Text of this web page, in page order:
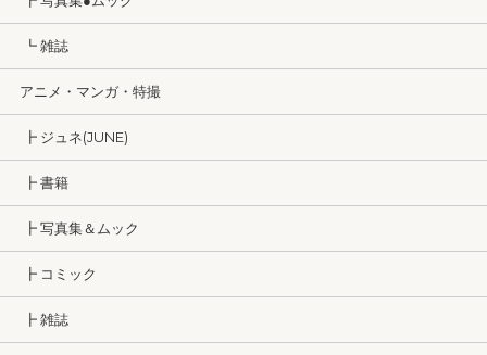
┗ 雑誌
アニメ・マンガ・特撮
┣ ジュネ(JUNE)
┣ 書籍
┣ 写真集＆ムック
┣ コミック
┣ 雑誌